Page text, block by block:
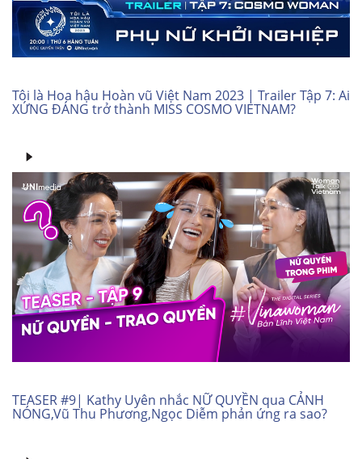
Tôi là Hoa hậu Hoàn vũ Việt Nam 2023 | Trailer Tập 7: Ai
XỨNG ĐÁNG trở thành MISS COSMO VIETNAM?
TEASER #9| Kathy Uyên nhắc NỮ QUYỀN qua CẢNH
NÓNG,Vũ Thu Phương,Ngọc Diễm phản ứng ra sao?